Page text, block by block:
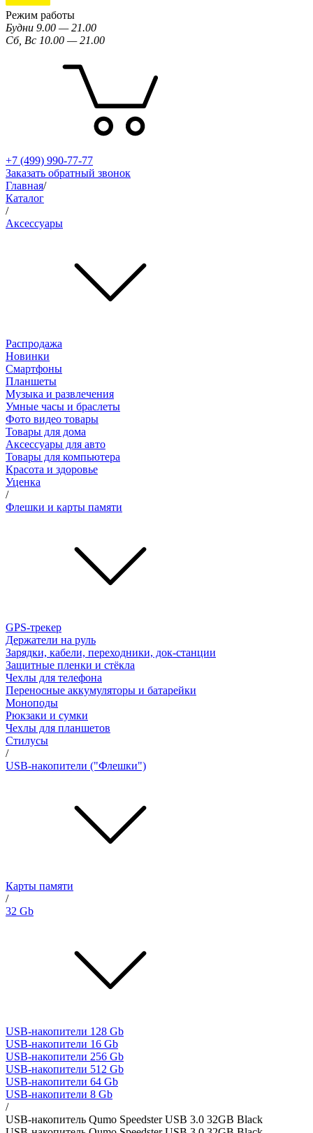
Режим работы
Будни 9.00 — 21.00
Сб, Вс 10.00 — 21.00
+7 (499) 990-77-77
Заказать обратный звонок
Главная/
Каталог
/
Аксессуары
Распродажа
Новинки
Смартфоны
Планшеты
Музыка и развлечения
Умные часы и браслеты
Фото видео товары
Товары для дома
Аксессуары для авто
Товары для компьютера
Красота и здоровье
Уценка
/
Флешки и карты памяти
GPS-трекер
Держатели на руль
Зарядки, кабели, переходники, док-станции
Защитные пленки и стёкла
Чехлы для телефона
Переносные аккумуляторы и батарейки
Моноподы
Рюкзаки и сумки
Чехлы для планшетов
Стилусы
/
USB-накопители ("Флешки")
Карты памяти
/
32 Gb
USB-накопители 128 Gb
USB-накопители 16 Gb
USB-накопители 256 Gb
USB-накопители 512 Gb
USB-накопители 64 Gb
USB-накопители 8 Gb
/
USB-накопитель Qumo Speedster USB 3.0 32GB Black